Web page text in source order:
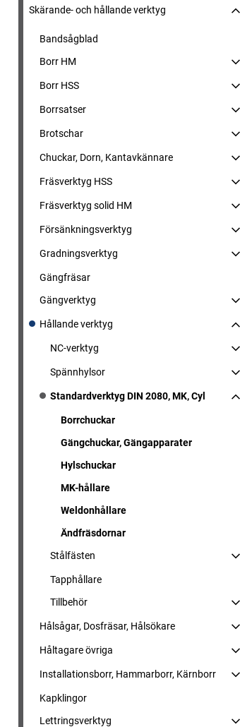
Skärande- och hållande verktyg
Bandsågblad
Borr HM
Borr HSS
Borrsatser
Brotschar
Chuckar, Dorn, Kantavkännare
Fräsverktyg HSS
Fräsverktyg solid HM
Försänkningsverktyg
Gradningsverktyg
Gängfräsar
Gängverktyg
Hållande verktyg
NC-verktyg
Spännhylsor
Standardverktyg DIN 2080, MK, Cyl
Borrchuckar
Gängchuckar, Gängapparater
Hylschuckar
MK-hållare
Weldonhållare
Ändfräsdornar
Stålfästen
Tapphållare
Tillbehör
Hålsågar, Dosfräsar, Hålsökare
Håltagare övriga
Installationsborr, Hammarborr, Kärnborr
Kapklingor
Lettringsverktyg